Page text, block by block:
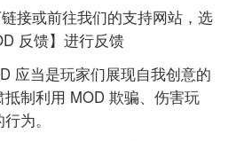
接或前往我们的支持网站，选
反馈】进行反馈
应当是玩家们展现自我创意的
制利用 MOD 欺骗、伤害玩
为。